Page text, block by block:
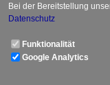
Bei der Bereitstellung
Datenschutz
Funktionalität
Google Analytics